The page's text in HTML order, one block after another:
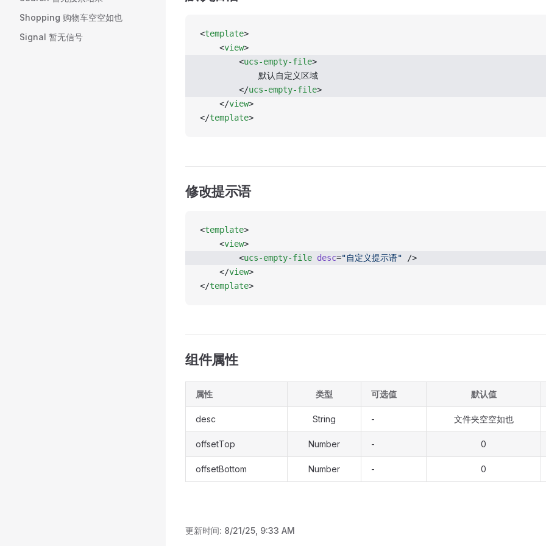
Shopping 购物车空空如也
Signal 暂无信号
<template>
	<
view>
		<
ucs-empty-file>
			默认自定义区域
		</
ucs-empty-file>
	</
view>
</template>
修改提示语
<template>
	<
view>
		<
ucs-empty-file desc="自定义提示语" />
	</
view>
</template>
组件属性
属性 类型 可选值 默认值
desc String - 文件夹空空如也
offsetTop Number - 0
offsetBottom Number - 0
更新时间: 8/21/25, 9:33 AM